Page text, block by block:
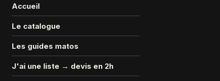
Accueil
Le catalogue
Les guides matos
J'ai une liste → devis en 2h